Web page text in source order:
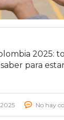
2025:
para
No hay